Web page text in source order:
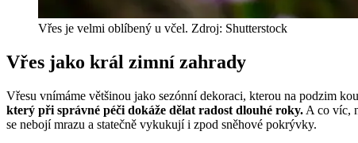
Vřes je velmi oblíbený u včel. Zdroj: Shutterstock
Vřes jako král zimní zahrady
Vřesu vnímáme většinou jako sezónní dekoraci, kterou na podzim
který při správné péči dokáže dělat radost dlouhé roky. A co víc,
se nebojí mrazu a statečně vykukují i zpod sněhové pokrývky.